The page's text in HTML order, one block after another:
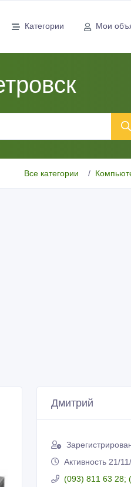
Категории Мои
Все категории
Дмитрий
Активность 21/
(093) 811 63 28;